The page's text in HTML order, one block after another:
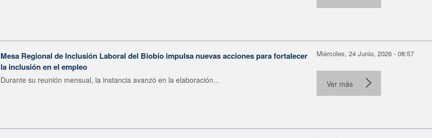
Mesa Regional de Inclusión Laboral del Biobío impulsa nuevas acciones para fortalecer
la inclusión en el empleo
Durante su reunión mensual, la instancia avanzó en la elaboración...
Miércoles, 24 Junio, 2026 - 08:57
Ver más